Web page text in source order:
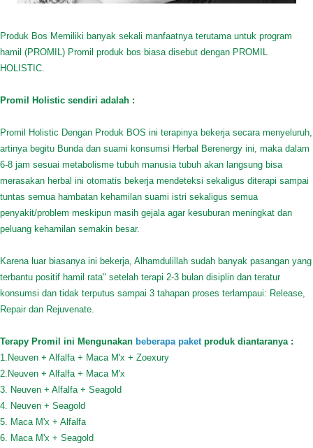
Produk Bos Memiliki banyak sekali manfaatnya terutama untuk program
hamil (PROMIL) Promil produk bos biasa disebut dengan PROMIL
HOLISTIC.
Promil Holistic sendiri adalah :
Promil Holistic Dengan Produk BOS ini terapinya bekerja secara menyeluruh,
artinya begitu Bunda dan suami konsumsi Herbal Berenergy ini, maka dalam
6-8 jam sesuai metabolisme tubuh manusia tubuh akan langsung bisa
merasakan herbal ini otomatis bekerja mendeteksi sekaligus diterapi sampai
tuntas semua hambatan kehamilan suami istri sekaligus semua
penyakit/problem meskipun masih gejala agar kesuburan meningkat dan
peluang kehamilan semakin besar.
Karena luar biasanya ini bekerja, Alhamdulillah sudah banyak pasangan yang
terbantu positif hamil rata" setelah terapi 2-3 bulan disiplin dan teratur
konsumsi dan tidak terputus sampai 3 tahapan proses terlampaui: Release,
Repair dan Rejuvenate.
Terapy Promil ini Mengunakan beberapa paketproduk diantaranya :
1.Neuven + Alfalfa + Maca M'x + Zoexury
2.Neuven + Alfalfa + Maca M'x
3. Neuven + Alfalfa + Seagold
4. Neuven + Seagold
5. Maca M'x + Alfalfa
6. Maca M'x + Seagold